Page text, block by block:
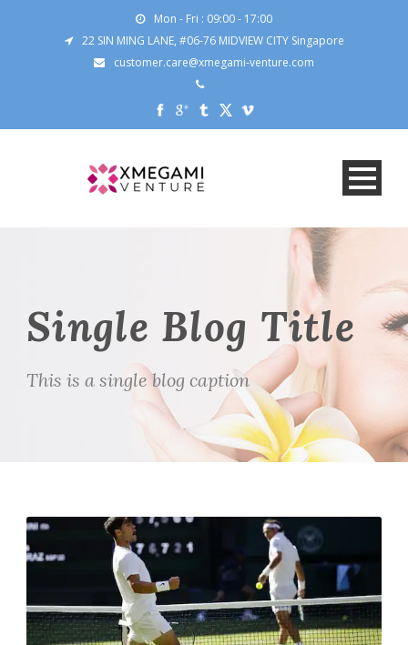
Mon - Fri : 09:00 - 17:00
22 SIN MING LANE, #06-76 MIDVIEW CITY Singapore
customer.care@xmegami-venture.com
Single Blog Title
This is a single blog caption